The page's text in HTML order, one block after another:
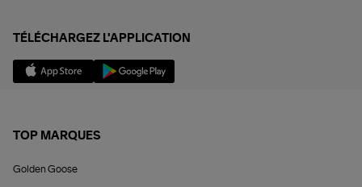
TÉLÉCHARGEZ L'APPLICATION
TOP MARQUES
Golden Goose